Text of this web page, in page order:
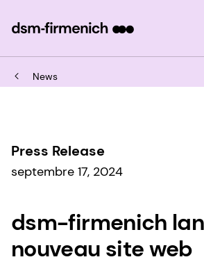
News
Press Release
septembre 17, 2024
dsm-firmenich
nouveau site web